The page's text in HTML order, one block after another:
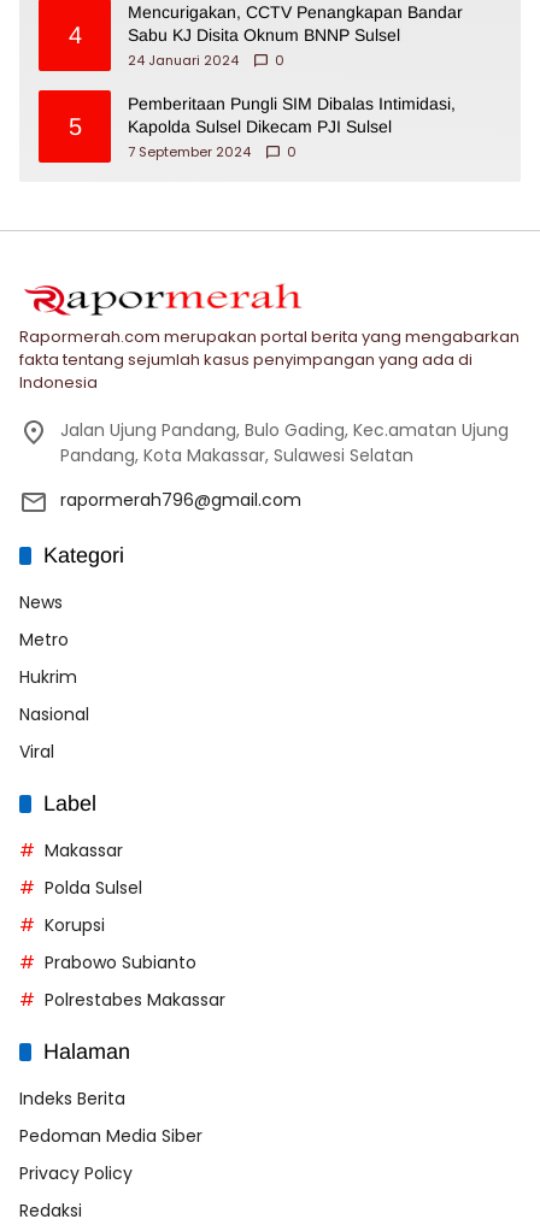
4
Mencurigakan, CCTV Penangkapan Bandar
Sabu KJ Disita Oknum BNNP Sulsel
24 Januari 2024
0
5
Pemberitaan Pungli SIM Dibalas Intimidasi,
Kapolda Sulsel Dikecam PJI Sulsel
7 September 2024
0
Rapormerah.com merupakan portal berita yang mengabarkan
fakta tentang sejumlah kasus penyimpangan yang ada di
Indonesia
Jalan Ujung Pandang, Bulo Gading, Kec.amatan Ujung
Pandang, Kota Makassar, Sulawesi Selatan
rapormerah796@gmail.com
Kategori
News
Metro
Hukrim
Nasional
Viral
Label
Makassar
Polda Sulsel
Korupsi
Prabowo Subianto
Polrestabes Makassar
Halaman
Indeks Berita
Pedoman Media Siber
Privacy Policy
Redaksi